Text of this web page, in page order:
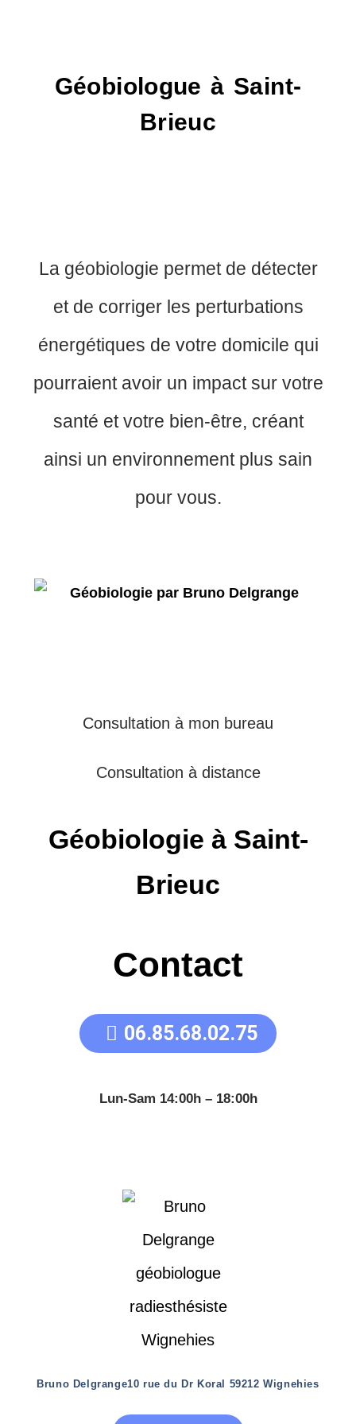
Géobiologue à Saint-
Brieuc
La géobiologie permet de détecter
et de corriger les perturbations
énergétiques de votre domicile qui
pourraient avoir un impact sur votre
santé et votre bien-être, créant
ainsi un environnement plus sain
pour vous.
Consultation à mon bureau
Consultation à distance
Géobiologie à Saint-
Brieuc
Contact
06.85.68.02.75
Lun-Sam 14:00h – 18:00h
Bruno Delgrange10 rue du Dr Koral 59212 Wignehies